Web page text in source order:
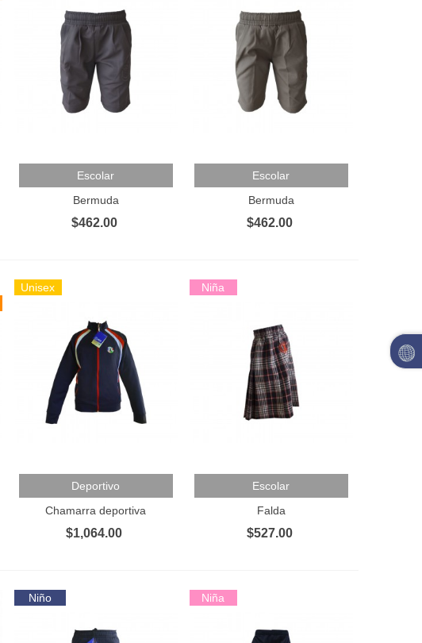
Añadir Al Carrito
Escolar
Bermuda
$462.00
Añadir Al Carrito
Escolar
Bermuda
$462.00
Unisex
Añadir Al Carrito
Deportivo
Chamarra deportiva
$1,064.00
Niña
Añadir Al Carrito
Escolar
Falda
$527.00
Niño Niña